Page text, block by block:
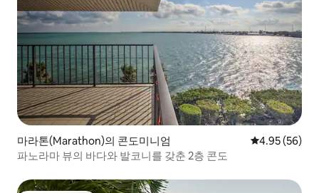
마라톤(Marathon)의 콘도미니엄 평점 4.95점(5
4.95 (56)
파노라마 뷰의 바다와 발코니를 갖춘 2층 콘도